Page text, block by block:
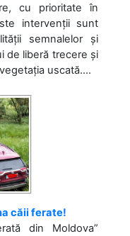
cu prioritate în
intervenții sunt
semnalelor și
de liberă trecere și
uscată....
căii ferate!
din Moldova”